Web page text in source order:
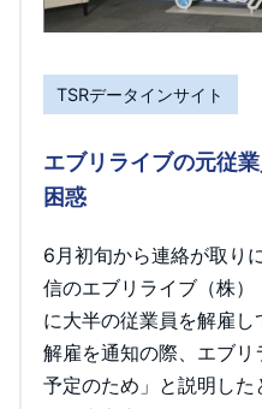
TSRデータインサイト
エブリライブの元従
困惑
6月初旬から連絡が取り
信のエブリライブ（株
に大半の従業員を解雇
解雇を通知の際、エブ
予定のため」と説明し